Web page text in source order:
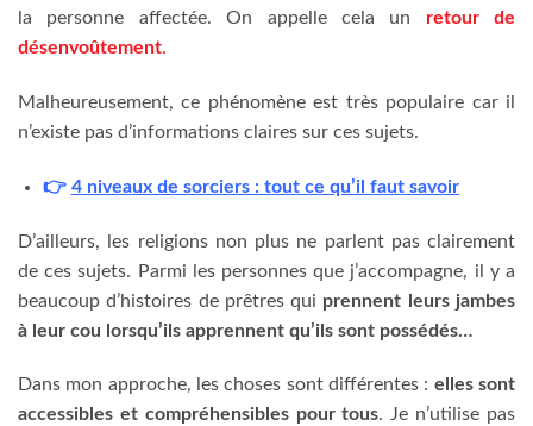
la personne affectée. On appelle cela un retour de
désenvoûtement.
Malheureusement, ce phénomène est très populaire car il
n’existe pas d’informations claires sur ces sujets.
👉 4 niveaux de sorciers : tout ce qu’il faut savoir
D’ailleurs, les religions non plus ne parlent pas clairement
de ces sujets. Parmi les personnes que j’accompagne, il y a
beaucoup d’histoires de prêtres qui prennent leurs jambes
à leur cou lorsqu’ils apprennent qu’ils sont possédés…
Dans mon approche, les choses sont différentes : elles sont
accessibles et compréhensibles pour tous. Je n’utilise pas